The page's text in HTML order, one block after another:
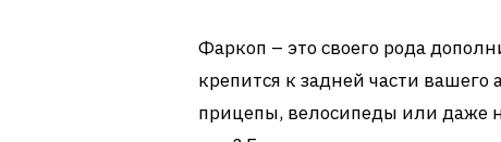
Фаркоп – это своего рода
крепится к задней части
прицепы, велосипеды или даже